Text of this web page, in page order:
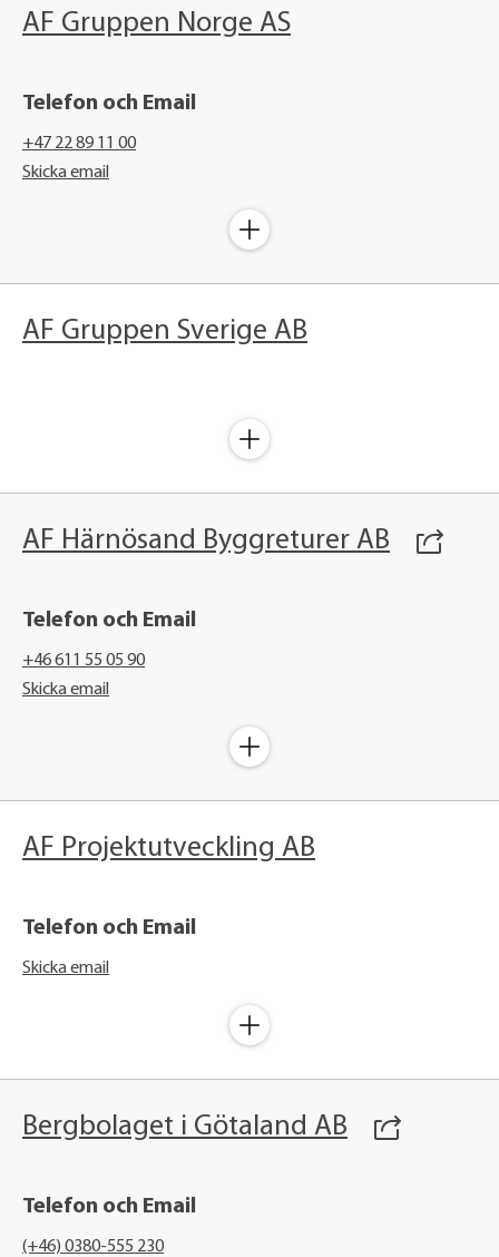
AF Gruppen Norge AS
Telefon och Email
+47 22 89 11 00
Skicka email
AF Gruppen Sverige AB
AF Härnösand Byggreturer AB
Telefon och Email
+46 611 55 05 90
Skicka email
AF Projektutveckling AB
Telefon och Email
Skicka email
Bergbolaget i Götaland AB
Telefon och Email
(+46) 0380-555 230